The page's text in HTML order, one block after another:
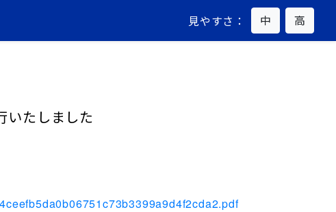
見やすさ： 中 高
たしました